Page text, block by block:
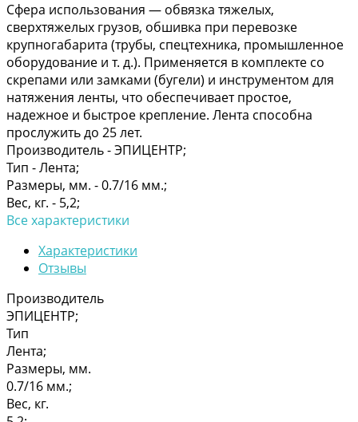
Сфера использования — обвязка тяжелых,
сверхтяжелых грузов, обшивка при перевозке
крупногабарита (трубы, спецтехника, промышленное
оборудование и т. д.). Применяется в комплекте со
скрепами или замками (бугели) и инструментом для
натяжения ленты, что обеспечивает простое,
надежное и быстрое крепление. Лента способна
прослужить до 25 лет.
Производитель -ЭПИЦЕНТР;
Тип -Лента;
Размеры, мм. -0.7/16 мм.;
Вес, кг. - 5,2;
Все характеристики
Характеристики
Отзывы
Производитель
ЭПИЦЕНТР;
Тип
Лента;
Размеры, мм.
0.7/16 мм.;
Вес, кг.